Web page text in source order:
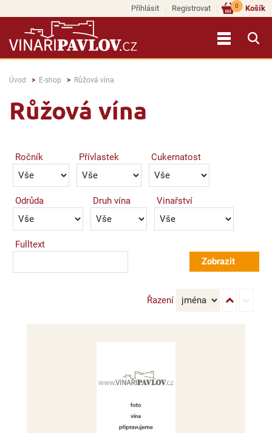
Přihlásit Registrovat Košík
0
Úvod E-shop Růžová vína
Růžová vína
Ročník Přívlastek Cukernatost
Odrůda Druh vína Vinařství
Fulltext
Řazení